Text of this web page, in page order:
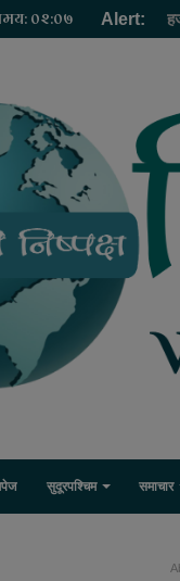
०२:०७ Alert:
सुदूरपश्चिम समाचार